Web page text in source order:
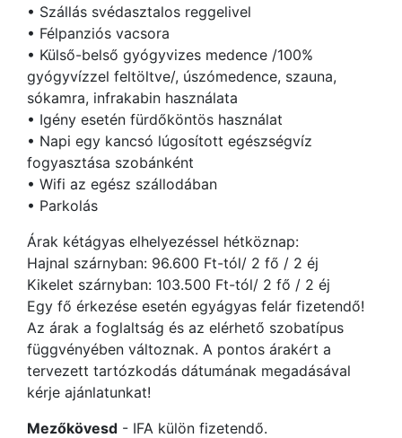
• Szállás svédasztalos reggelivel
• Félpanziós vacsora
• Külső-belső gyógyvizes medence /100%
gyógyvízzel feltöltve/, úszómedence, szauna,
sókamra, infrakabin használata
• Igény esetén fürdőköntös használat
• Napi egy kancsó lúgosított egészségvíz
fogyasztása szobánként
• Wifi az egész szállodában
• Parkolás
Árak kétágyas elhelyezéssel hétköznap:
Hajnal szárnyban: 96.600 Ft-tól/ 2 fő / 2 éj
Kikelet szárnyban: 103.500 Ft-tól/ 2 fő / 2 éj
Egy fő érkezése esetén egyágyas felár fizetendő!
Az árak a foglaltság és az elérhető szobatípus
függvényében változnak. A pontos árakért a
tervezett tartózkodás dátumának megadásával
kérje ajánlatunkat!
Mezőkövesd - IFA külön fizetendő.